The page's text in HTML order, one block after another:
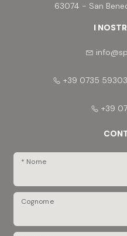
63074 - San
I
+39 0735
+39
* Nome
Cognome